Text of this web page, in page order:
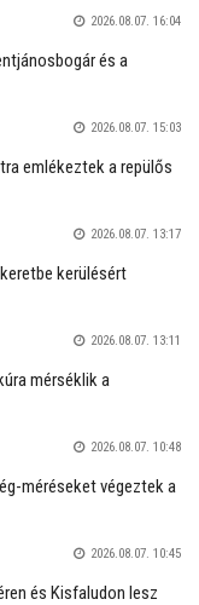
2026.08.07. 16:04
és a
2026.08.07. 15:03
emlékeztek a repülős
2026.08.07. 13:17
kerülésért
2026.08.07. 13:11
mérséklik a
2026.08.07. 10:48
méréseket végeztek a
2026.08.07. 10:45
és Kisfaludon lesz